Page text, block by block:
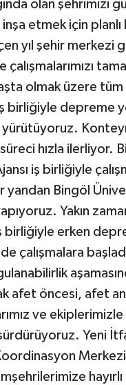
olan şehrimizi
etmek için planlı
yıl şehir merkezi
olmak üzere tüm
iş birliğiyle depreme
yürütüyoruz.
hızla ilerliyor.
iş birliğiyle
yandan Bingöl
Yakın
birliğiyle erken
çalışmalara
afet öncesi, afet
ve
sürdürüyoruz. Yeni
hayırlı